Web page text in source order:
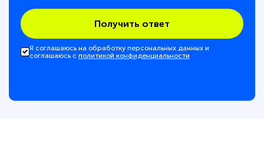
Получить ответ
Я соглашаюсь на обработку персональных данных и
соглашаюсь с политикой конфиденциальности